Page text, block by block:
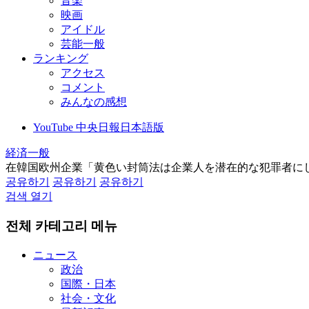
映画
アイドル
芸能一般
ランキング
アクセス
コメント
みんなの感想
YouTube 中央日報日本語版
経済一般
在韓国欧州企業「黄色い封筒法は企業人を潜在的な犯罪者に
공유하기
공유하기
공유하기
검색 열기
전체 카테고리 메뉴
ニュース
政治
国際・日本
社会・文化